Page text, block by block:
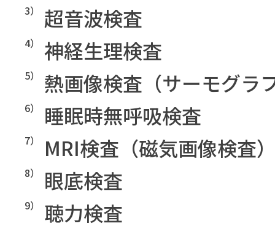
3） 超音波検査
4） 神経生理検査
5） 熱画像検査（サーモグラ
6） 睡眠時無呼吸検査
7） MRI検査（磁気画像検査
8） 眼底検査
9） 聴力検査